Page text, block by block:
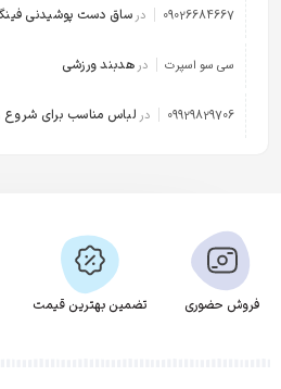
09026684667 در ساق دست پوشیدنی
سی سو اسپرت در هدبند ورزشی
09929829706 در لباس مناسب برای شروع
فروش حضوری تضمین بهترین قیمت